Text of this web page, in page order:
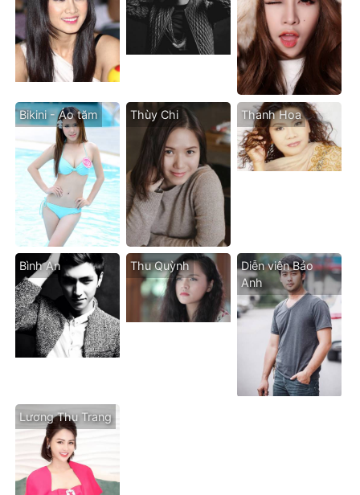
Bikini - Áo tăm Thùy Chi Thanh Hoa
Bình An Thu Quỳnh
Diễn viên Bảo
Anh
Lương Thu Trang